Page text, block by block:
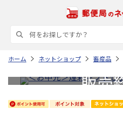
ホーム ネットショップ 畜産品